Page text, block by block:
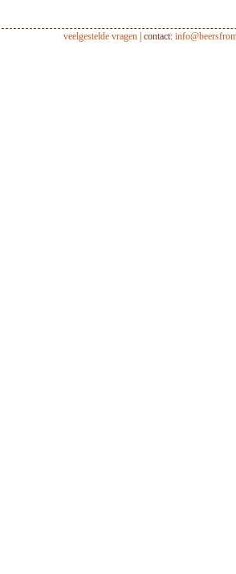
veelgestelde vragen | contact: